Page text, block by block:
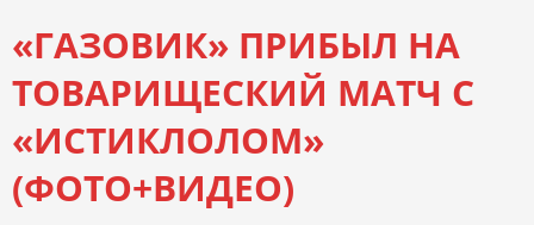
«ГАЗОВИК» ПРИБЫЛ НА
ТОВАРИЩЕСКИЙ МАТЧ С
«ИСТИКЛОЛОМ»
(ФОТО+ВИДЕО)